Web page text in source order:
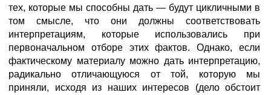
тех, которые мы способны дать — будут цикличными в
том смысле, что они должны соответствовать
интерпретациям, которые использовались при
первоначальном отборе этих фактов. Однако, если
фактическому материалу можно дать интерпретацию,
радикально отличающуюся от той, которую мы
приняли, исходя из наших интересов (дело обстоит